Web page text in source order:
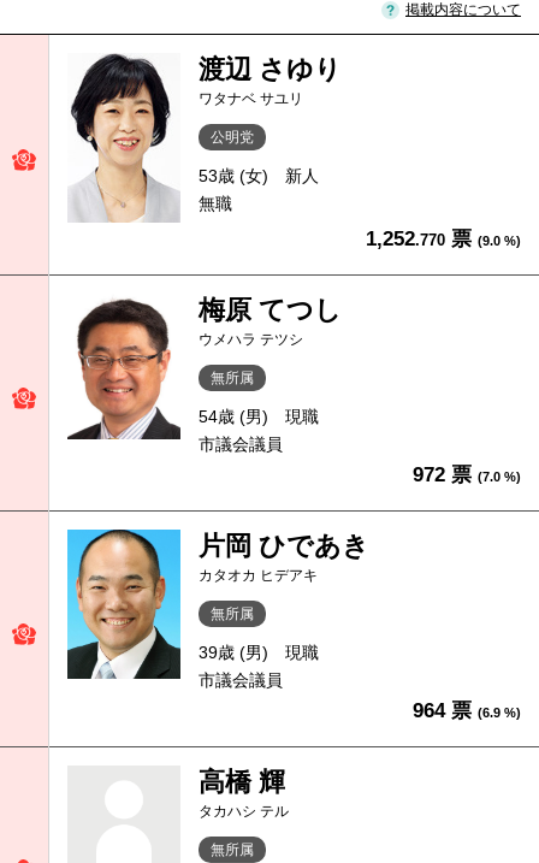
掲載内容について
渡辺 さゆり
ワタナベ サユリ
公明党
53歳 (女)
新人
無職
1,252.770 票 (9.0 %)
梅原 てつし
ウメハラ テツシ
無所属
54歳 (男)
現職
市議会議員
972 票 (7.0 %)
片岡 ひであき
カタオカ ヒデアキ
無所属
39歳 (男)
現職
市議会議員
964 票 (6.9 %)
高橋 輝
タカハシ テル
無所属